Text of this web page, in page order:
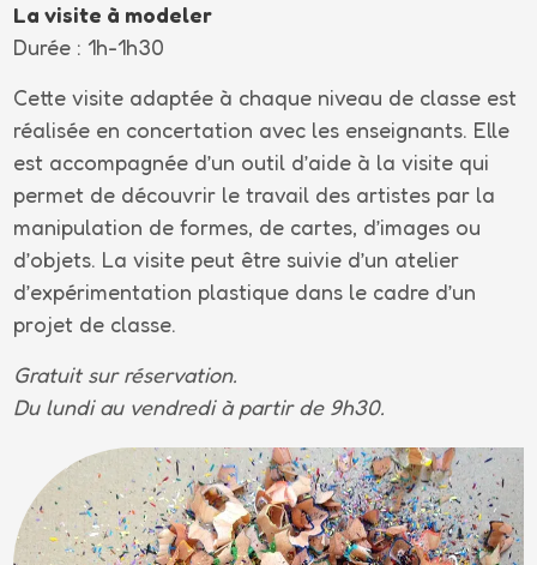
La visite à modeler
Durée : 1h-1h30
Cette visite adaptée à chaque niveau de classe est
réalisée en concertation avec les enseignants. Elle
est accompagnée d’un outil d’aide à la visite qui
permet de découvrir le travail des artistes par la
manipulation de formes, de cartes, d’images ou
d’objets. La visite peut être suivie d’un atelier
d’expérimentation plastique dans le cadre d’un
projet de classe.
Gratuit sur réservation.
Du lundi au vendredi à partir de 9h30.